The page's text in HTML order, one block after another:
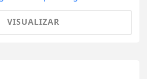
VISUALIZAR